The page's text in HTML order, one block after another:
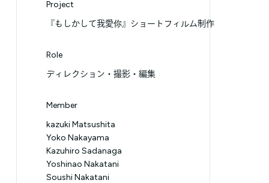
Project
『もしかして我愛你』ショートフィルム制作
Role
ディレクション
撮影 編集
Member
kazuki Matsushita
Yoko Nakayama
Kazuhiro Sadanaga
Yoshinao Nakatani
Soushi Nakatani